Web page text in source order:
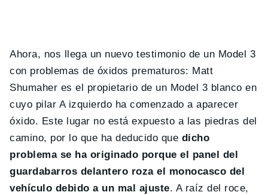
Ahora, nos llega un nuevo testimonio de un Model 3
con problemas de óxidos prematuros: Matt
Shumaher es el propietario de un Model 3 blanco en
cuyo pilar A izquierdo ha comenzado a aparecer
óxido. Este lugar no está expuesto a las piedras del
camino, por lo que ha deducido que dicho
problema se ha originado porque el panel del
guardabarros delantero roza el monocasco del
vehículo debido a un mal ajuste. A raíz del roce,